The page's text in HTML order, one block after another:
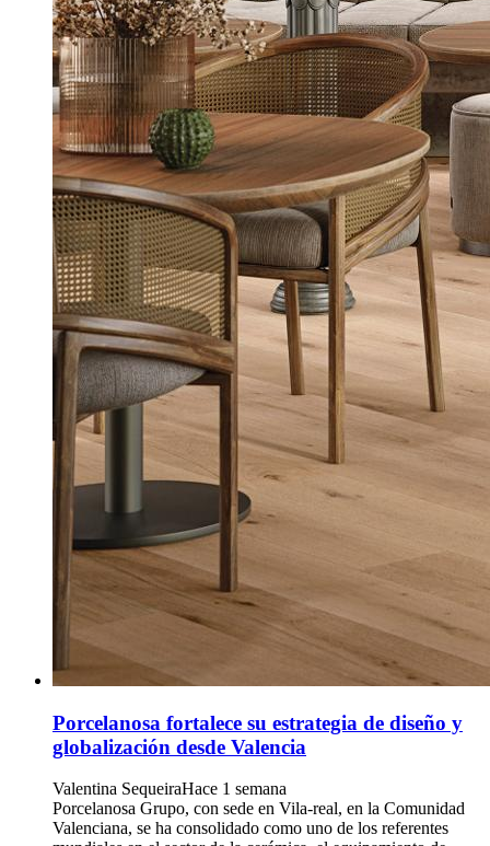
Porcelanosa fortalece su estrategia de diseño y
globalización desde Valencia
Valentina SequeiraHace 1 semana
Porcelanosa Grupo, con sede en Vila-real, en la Comunidad
Valenciana, se ha consolidado como uno de los referentes